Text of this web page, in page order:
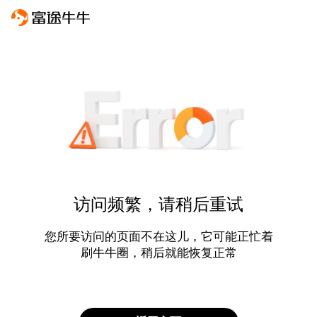
访问频繁，请稍后重试
您所要访问的页面不在这儿，它可能正忙着
刷牛牛圈，稍后就能恢复正常